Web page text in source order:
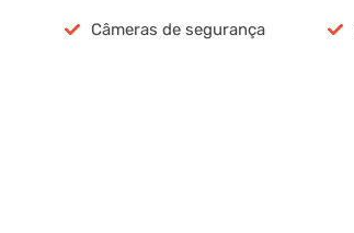
Câmeras de segurança